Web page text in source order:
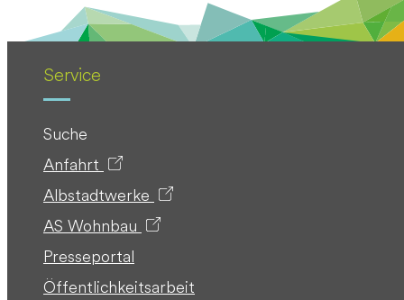
Service
Suche
Anfahrt
Albstadtwerke
AS Wohnbau
Presseportal
Öffentlichkeitsarbeit